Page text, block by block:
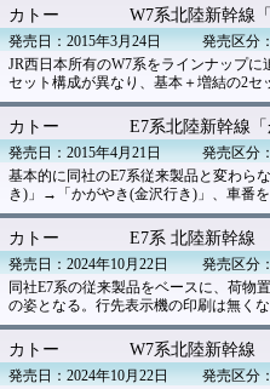
カトー W7系北陸新幹線
発売日：2015年3月24日
発売区分
JR西日本所有のW7系をラインナップ
セット構成が異なり、基本＋増結の2
カトー E7系北陸新幹線
発売日：2015年4月21日
発売区分
基本的に同社のE7系従来製品と変わら
き)」→「かがやき(金沢行き)」、車番
カトー E7系 北陸新幹線
発売日：2024年10月22日
発売区分
同社E7系の従来製品をベースに、荷物
の姿となる。行先表示機の印刷は無く
カトー W7系北陸新幹線
発売日：2024年10月22日
発売区分